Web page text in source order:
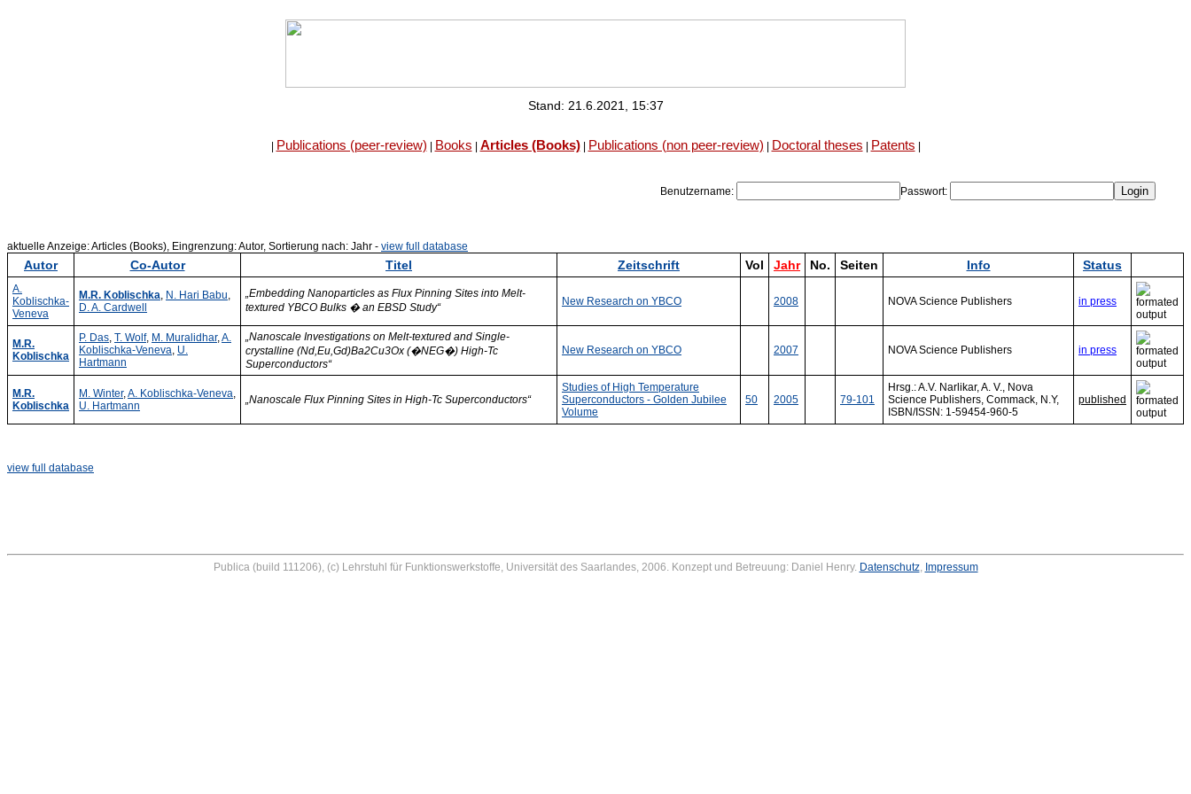
Stand: 21.6.2021, 15:37
Publications (peer-review) Books Articles (Books)| Publications (non peer-review) Doctoral theses Patents
Benutzername: Passwort:
aktuelle Anzeige: Articles (Books), Eingrenzung: Autor, Sortierung nach: Jahr - view full database
Autor Co-Autor Titel Zeitschrift Vol Jahr No. Seiten Info Status
A.
Koblischka-
Veneva
M.R. Koblischka, N. Hari Babu,
D. A. Cardwell
„Embedding Nanoparticles as Flux Pinning Sites into Melt-
textured YBCO Bulks � an EBSD Study“
New Research on YBCO 2008 NOVA Science Publishers in press
M.R.
Koblischka
P. Das, T. Wolf, M. Muralidhar,A.
Koblischka-Veneva, U.
Hartmann
„Nanoscale Investigations on Melt-textured and Single-
crystalline (Nd,Eu,Gd)Ba2Cu3Ox (�NEG�) High-Tc
Superconductors“
New Research on YBCO 2007 NOVA Science Publishers in press
M.R.
Koblischka
M. Winter,A. Koblischka-Veneva,
U. Hartmann
„Nanoscale Flux Pinning Sites in High-Tc Superconductors“
Studies of High Temperature
Superconductors - Golden Jubilee
Volume
50 2005 79-101
Hrsg.: A.V. Narlikar, A. V., Nova
Science Publishers, Commack, N.Y,
ISBN/ISSN: 1-59454-960-5
published
view full database
Publica (build 111206), (c) Lehrstuhl für Funktionswerkstoffe, Universität des Saarlandes, 2006. Konzept und Betreuung: Daniel Henry. Datenschutz, Impressum